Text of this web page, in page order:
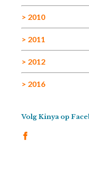
> 2010
> 2011
> 2012
> 2016
Volg Kinya op